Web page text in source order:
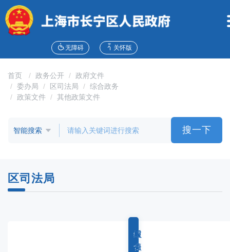
障
碍
说
无障碍 关怀版
首页 政务公开
政府文件
委办局
区司法局
综合政务
政策文件
其他政策文件
搜一下
区司法局
综
合
重
点
权
力
服
务